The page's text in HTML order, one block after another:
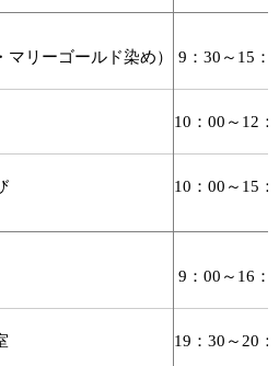
マリーゴールド染め）
9：30～15：
10：00～12：
10：00～15：
9：00～16：
19：30～20：